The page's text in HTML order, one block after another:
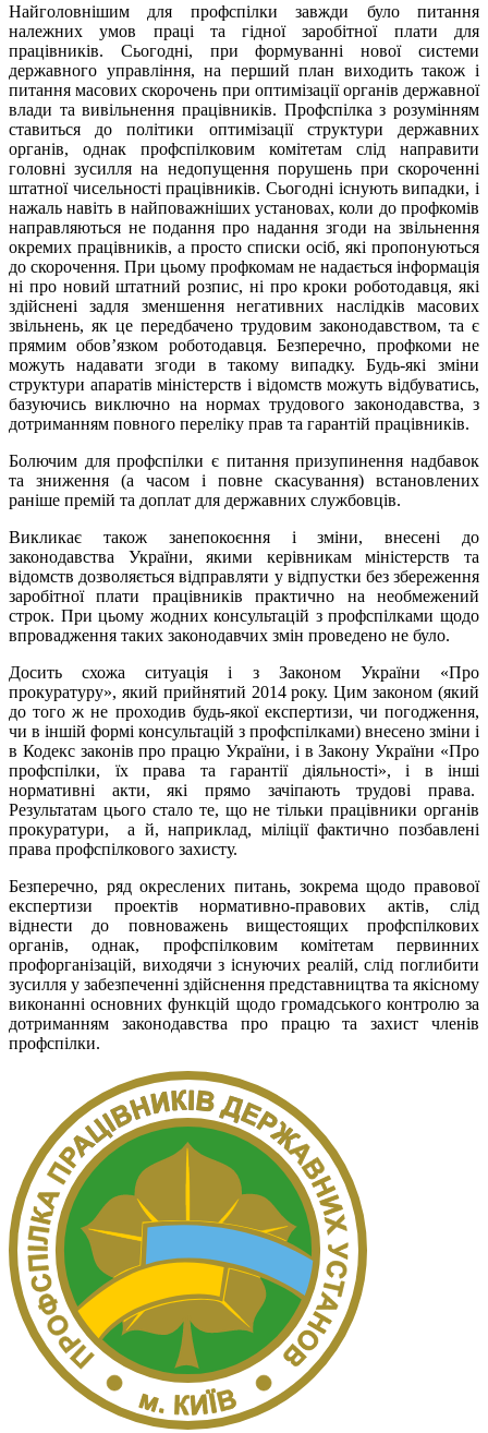
Найголовнішим для профспілки завжди було питання
належних умов праці та гідної заробітної плати для
працівників. Сьогодні, при формуванні нової системи
державного управління, на перший план виходить також і
питання масових скорочень при оптимізації органів державної
влади та вивільнення працівників. Профспілка з розумінням
ставиться до політики оптимізації структури державних
органів, однак профспілковим комітетам слід направити
головні зусилля на недопущення порушень при скороченні
штатної чисельності працівників. Сьогодні існують випадки, і
нажаль навіть в найповажніших установах, коли до профкомів
направляються не подання про надання згоди на звільнення
окремих працівників, а просто списки осіб, які пропонуються
до скорочення. При цьому профкомам не надається інформація
ні про новий штатний розпис, ні про кроки роботодавця, які
здійснені задля зменшення негативних наслідків масових
звільнень, як це передбачено трудовим законодавством, та є
прямим обов’язком роботодавця. Безперечно, профкоми не
можуть надавати згоди в такому випадку. Будь-які зміни
структури апаратів міністерств і відомств можуть відбуватись,
базуючись виключно на нормах трудового законодавства, з
дотриманням повного переліку прав та гарантій працівників.
Болючим для профспілки є питання призупинення надбавок
та зниження (а часом і повне скасування) встановлених
раніше премій та доплат для державних службовців.
Викликає також занепокоєння і зміни, внесені до
законодавства України, якими керівникам міністерств та
відомств дозволяється відправляти у відпустки без збереження
заробітної плати працівників практично на необмежений
строк. При цьому жодних консультацій з профспілками щодо
впровадження таких законодавчих змін проведено не було.
Досить схожа ситуація і з Законом України «Про
прокуратуру», який прийнятий 2014 року. Цим законом (який
до того ж не проходив будь-якої експертизи, чи погодження,
чи в іншій формі консультацій з профспілками) внесено зміни і
в Кодекс законів про працю України, і в Закону України «Про
профспілки, їх права та гарантії діяльності», і в інші
нормативні акти, які прямо зачіпають трудові права.
Результатам цього стало те, що не тільки працівники органів
прокуратури, а й, наприклад, міліції фактично позбавлені
права профспілкового захисту.
Безперечно, ряд окреслених питань, зокрема щодо правової
експертизи проектів нормативно-правових актів, слід
віднести до повноважень вищестоящих профспілкових
органів, однак, профспілковим комітетам первинних
профорганізацій, виходячи з існуючих реалій, слід поглибити
зусилля у забезпеченні здійснення представництва та якісному
виконанні основних функцій щодо громадського контролю за
дотриманням законодавства про працю та захист членів
профспілки.